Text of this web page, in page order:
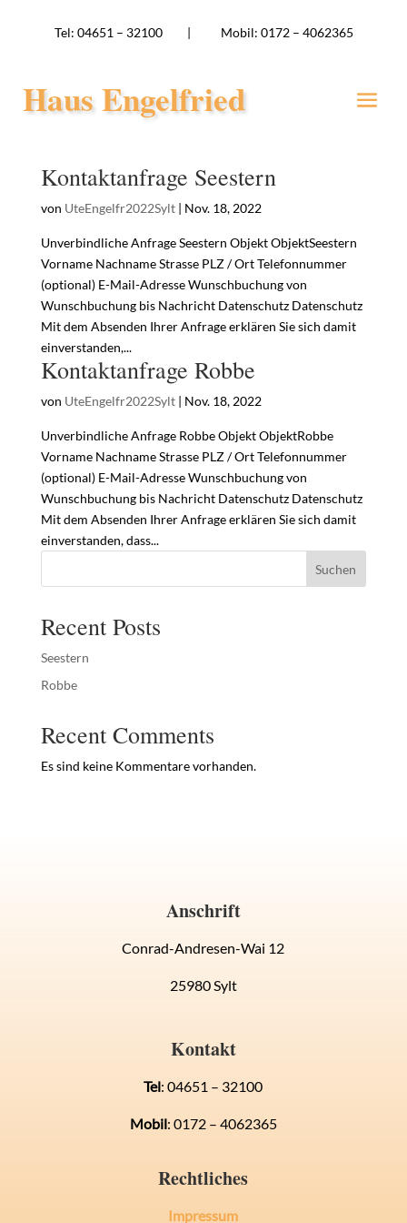
Tel: 04651 – 32100 | Mobil: 0172 – 4062365
Haus Engelfried
Kontaktanfrage Seestern
von UteEngelfr2022Sylt| Nov. 18, 2022
Unverbindliche Anfrage Seestern Objekt ObjektSeestern
Vorname Nachname Strasse PLZ / Ort Telefonnummer
(optional) E-Mail-Adresse Wunschbuchung von
Wunschbuchung bis Nachricht Datenschutz Datenschutz
Mit dem Absenden Ihrer Anfrage erklären Sie sich damit
einverstanden,...
Kontaktanfrage Robbe
von UteEngelfr2022Sylt| Nov. 18, 2022
Unverbindliche Anfrage Robbe Objekt ObjektRobbe
Vorname Nachname Strasse PLZ / Ort Telefonnummer
(optional) E-Mail-Adresse Wunschbuchung von
Wunschbuchung bis Nachricht Datenschutz Datenschutz
Mit dem Absenden Ihrer Anfrage erklären Sie sich damit
einverstanden, dass...
Suchen
Recent Posts
Seestern
Robbe
Recent Comments
Es sind keine Kommentare vorhanden.
Anschrift
Conrad-Andresen-Wai 12
25980 Sylt
Kontakt
Tel: 04651 – 32100
Mobil: 0172 – 4062365
Rechtliches
Impressum